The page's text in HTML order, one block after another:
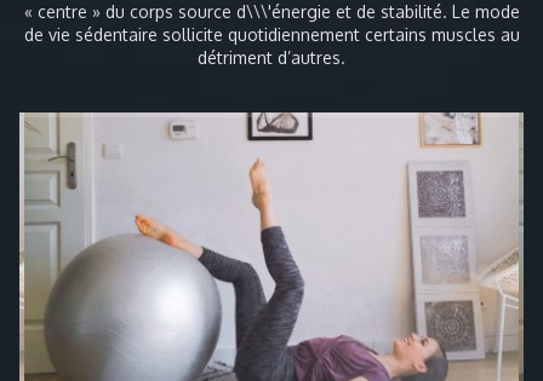
« centre » du corps source d\\\'énergie et de stabilité. Le mode
de vie sédentaire sollicite quotidiennement certains muscles au
détriment d’autres.